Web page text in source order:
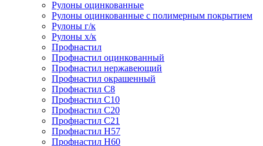
Рулоны оцинкованные
Рулоны оцинкованные с полимерным покрытием
Рулоны г/к
Рулоны х/к
Профнастил
Профнастил оцинкованный
Профнастил нержавеющий
Профнастил окрашенный
Профнастил С8
Профнастил С10
Профнастил С20
Профнастил С21
Профнастил Н57
Профнастил Н60